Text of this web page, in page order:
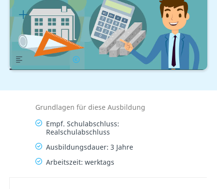
Lernplan
Übersicht
Grundlagen für diese Ausbildung
Empf. Schulabschluss:
Realschulabschluss
Ausbildungsdauer: 3 Jahre
Arbeitszeit: werktags